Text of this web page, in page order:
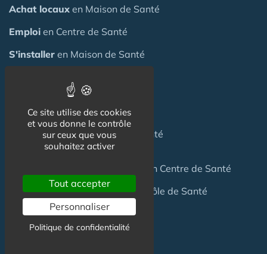
Achat locaux en Maison de Santé
Emploi en Centre de Santé
S'installer en Maison de Santé
une Maison de Santé
Financerune Maison de Santé
Investirdans une Maison de Santé
ou un Centre de Santé
Terrainpour création Maison / Pôle de Santé
FAQ
Ce site utilise des cookies
et vous donne le contrôle
sur ceux que vous
souhaitez activer
Tout accepter
Personnaliser
Politique de confidentialité